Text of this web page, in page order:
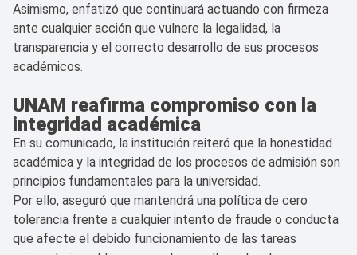
Asimismo, enfatizó que continuará actuando con firmeza
ante cualquier acción que vulnere la legalidad, la
transparencia y el correcto desarrollo de sus procesos
académicos.
UNAM reafirma compromiso con la
integridad académica
En su comunicado, la institución reiteró que la honestidad
académica y la integridad de los procesos de admisión son
principios fundamentales para la universidad.
Por ello, aseguró que mantendrá una política de cero
tolerancia frente a cualquier intento de fraude o conducta
que afecte el debido funcionamiento de las tareas